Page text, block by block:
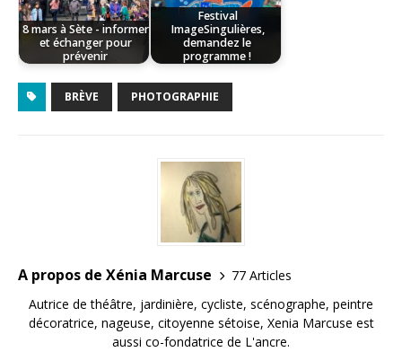
8 mars à Sète - informer
et échanger pour
prévenir
Festival
ImageSingulières,
demandez le
programme !
BRÈVE PHOTOGRAPHIE
A propos de Xénia Marcuse
77 Articles
Autrice de théâtre, jardinière, cycliste, scénographe, peintre
décoratrice, nageuse, citoyenne sétoise, Xenia Marcuse est
aussi co-fondatrice de L'ancre.